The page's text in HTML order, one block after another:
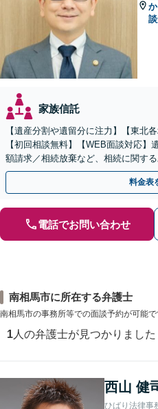
家族信託
【遺産分割や遺留分に注力】【東北
【初回相談無料】【WEB面談対応
額請求／相続放棄など、相続に関す
事情やご意向を丁寧にお聞きし、有
料金表
電話でお問い合わせ
南相馬市に所在する弁護士
南相馬市の事務所等での面談予約が可能で
1 人の弁護士が見つかりました
西山 健
ひばり法律事